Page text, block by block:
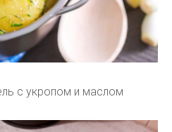
с укропом и маслом